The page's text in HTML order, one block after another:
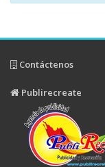
Contáctenos
Publirecreate